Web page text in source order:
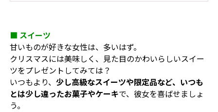
■ スイーツ
甘いものが好きな女性は、多いはず。
クリスマスには美味しく、見た目のかわいらしいスイー
ツをプレゼントしてみては？
いつもより、 少し高級なスイーツや限定品など、いつも
とは少し違ったお菓子やケーキで、彼女を喜ばせましょ
う。